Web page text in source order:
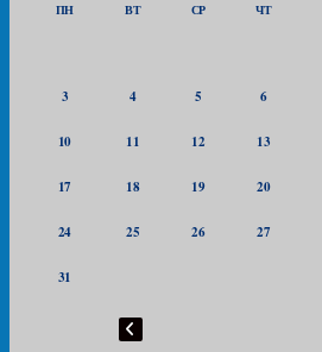
ПН ВТ СР ЧТ
3 4 5 6
10 11 12 13
17 18 19 20
24 25 26 27
31